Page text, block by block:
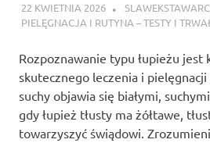
22 KWIETNIA 2026
PIELĘGNACJA I RUTYNA – TESTY I
Rozpoznawanie typu łupieżu jest
skutecznego leczenia i
suchy objawia się białymi,
gdy łupież tłusty ma żółtawe,
towarzyszyć świądowi.